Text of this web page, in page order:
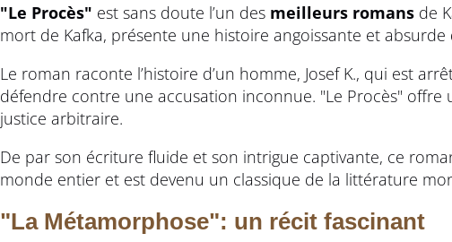
"Le Procès" est sans doute l’un des meilleurs romans de
mort de Kafka, présente une histoire angoissante et
Le roman raconte l’histoire d’un homme, Josef K., qui est
défendre contre une accusation inconnue. "Le Procès"
justice arbitraire.
De par son écriture fluide et son intrigue captivante, ce
monde entier et est devenu un classique de la littérature
"La Métamorphose": un récit fascinant